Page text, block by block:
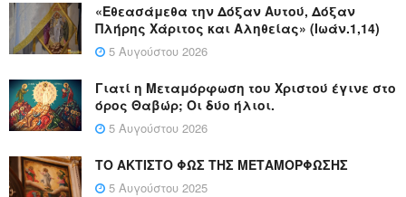
«Εθεασάμεθα την Δόξαν Αυτού, Δόξαν
Πλήρης Χάριτος και Αληθείας» (Ιωάν.1,14)
5 Αυγούστου 2026
Γιατί η Μεταμόρφωση του Χριστού έγινε στο
όρος Θαβώρ; Οι δύο ήλιοι.
5 Αυγούστου 2026
ΤΟ ΑΚΤΙΣΤΟ ΦΩΣ ΤΗΣ ΜΕΤΑΜΟΡΦΩΣΗΣ
5 Αυγούστου 2025